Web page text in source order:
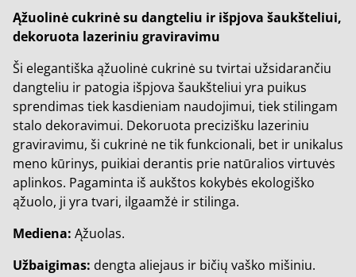
Ąžuolinė cukrinė su dangteliu ir išpjova šaukšteliui,
dekoruota lazeriniu graviravimu
Ši elegantiška ąžuolinė cukrinė su tvirtai užsidarančiu
dangteliu ir patogia išpjova šaukšteliui yra puikus
sprendimas tiek kasdieniam naudojimui, tiek stilingam
stalo dekoravimui. Dekoruota precizišku lazeriniu
graviravimu, ši cukrinė ne tik funkcionali, bet ir unikalus
meno kūrinys, puikiai derantis prie natūralios virtuvės
aplinkos. Pagaminta iš aukštos kokybės ekologiško
ąžuolo, ji yra tvari, ilgaamžė ir stilinga.
Mediena: Ąžuolas.
Užbaigimas: dengta aliejaus ir bičių vaško mišiniu.